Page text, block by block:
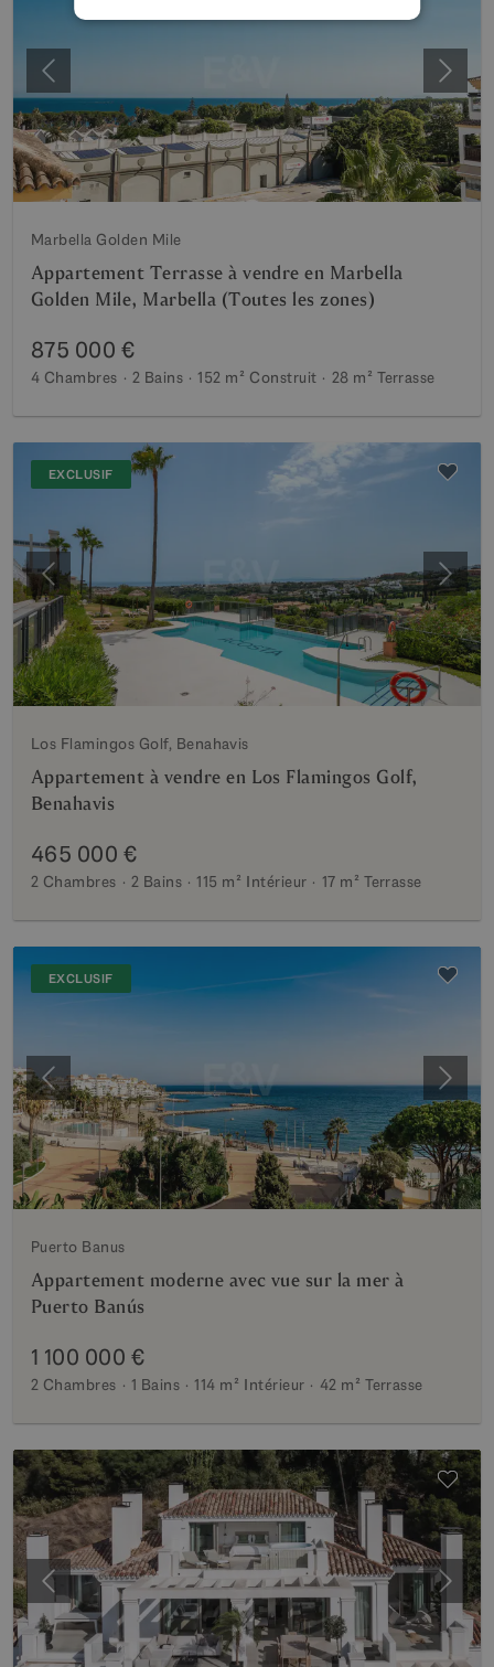
Précédent
Marbella Golden Mile
Appartement Terrasse à vendre en Marbella
Golden Mile, Marbella (Toutes les zones)
875 000 €
4 Chambres 2 Bains 152 m² Construit 28 m² Terrasse
EXCLUSIF
Précédent
Los Flamingos Golf, Benahavis
Appartement à vendre en Los Flamingos Golf,
Benahavis
465 000 €
2 Chambres 2 Bains 115 m² Intérieur 17 m² Terrasse
EXCLUSIF
Précédent
Puerto Banus
Appartement moderne avec vue sur la mer à
Puerto Banús
1 100 000 €
2 Chambres 1 Bains 114 m² Intérieur 42 m² Terrasse
Précédent